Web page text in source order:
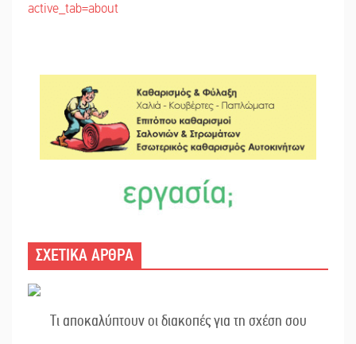
active_tab=about
ΣΧΕΤΙΚΑ ΑΡΘΡΑ
Τι αποκαλύπτουν οι διακοπές για τη σχέση σου